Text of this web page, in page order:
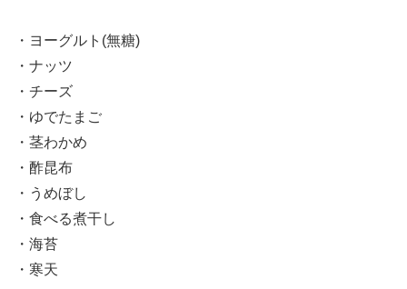
・ヨーグルト(無糖)
・ナッツ
・チーズ
・ゆでたまご
・茎わかめ
・酢昆布
・うめぼし
・食べる煮干し
・海苔
・寒天